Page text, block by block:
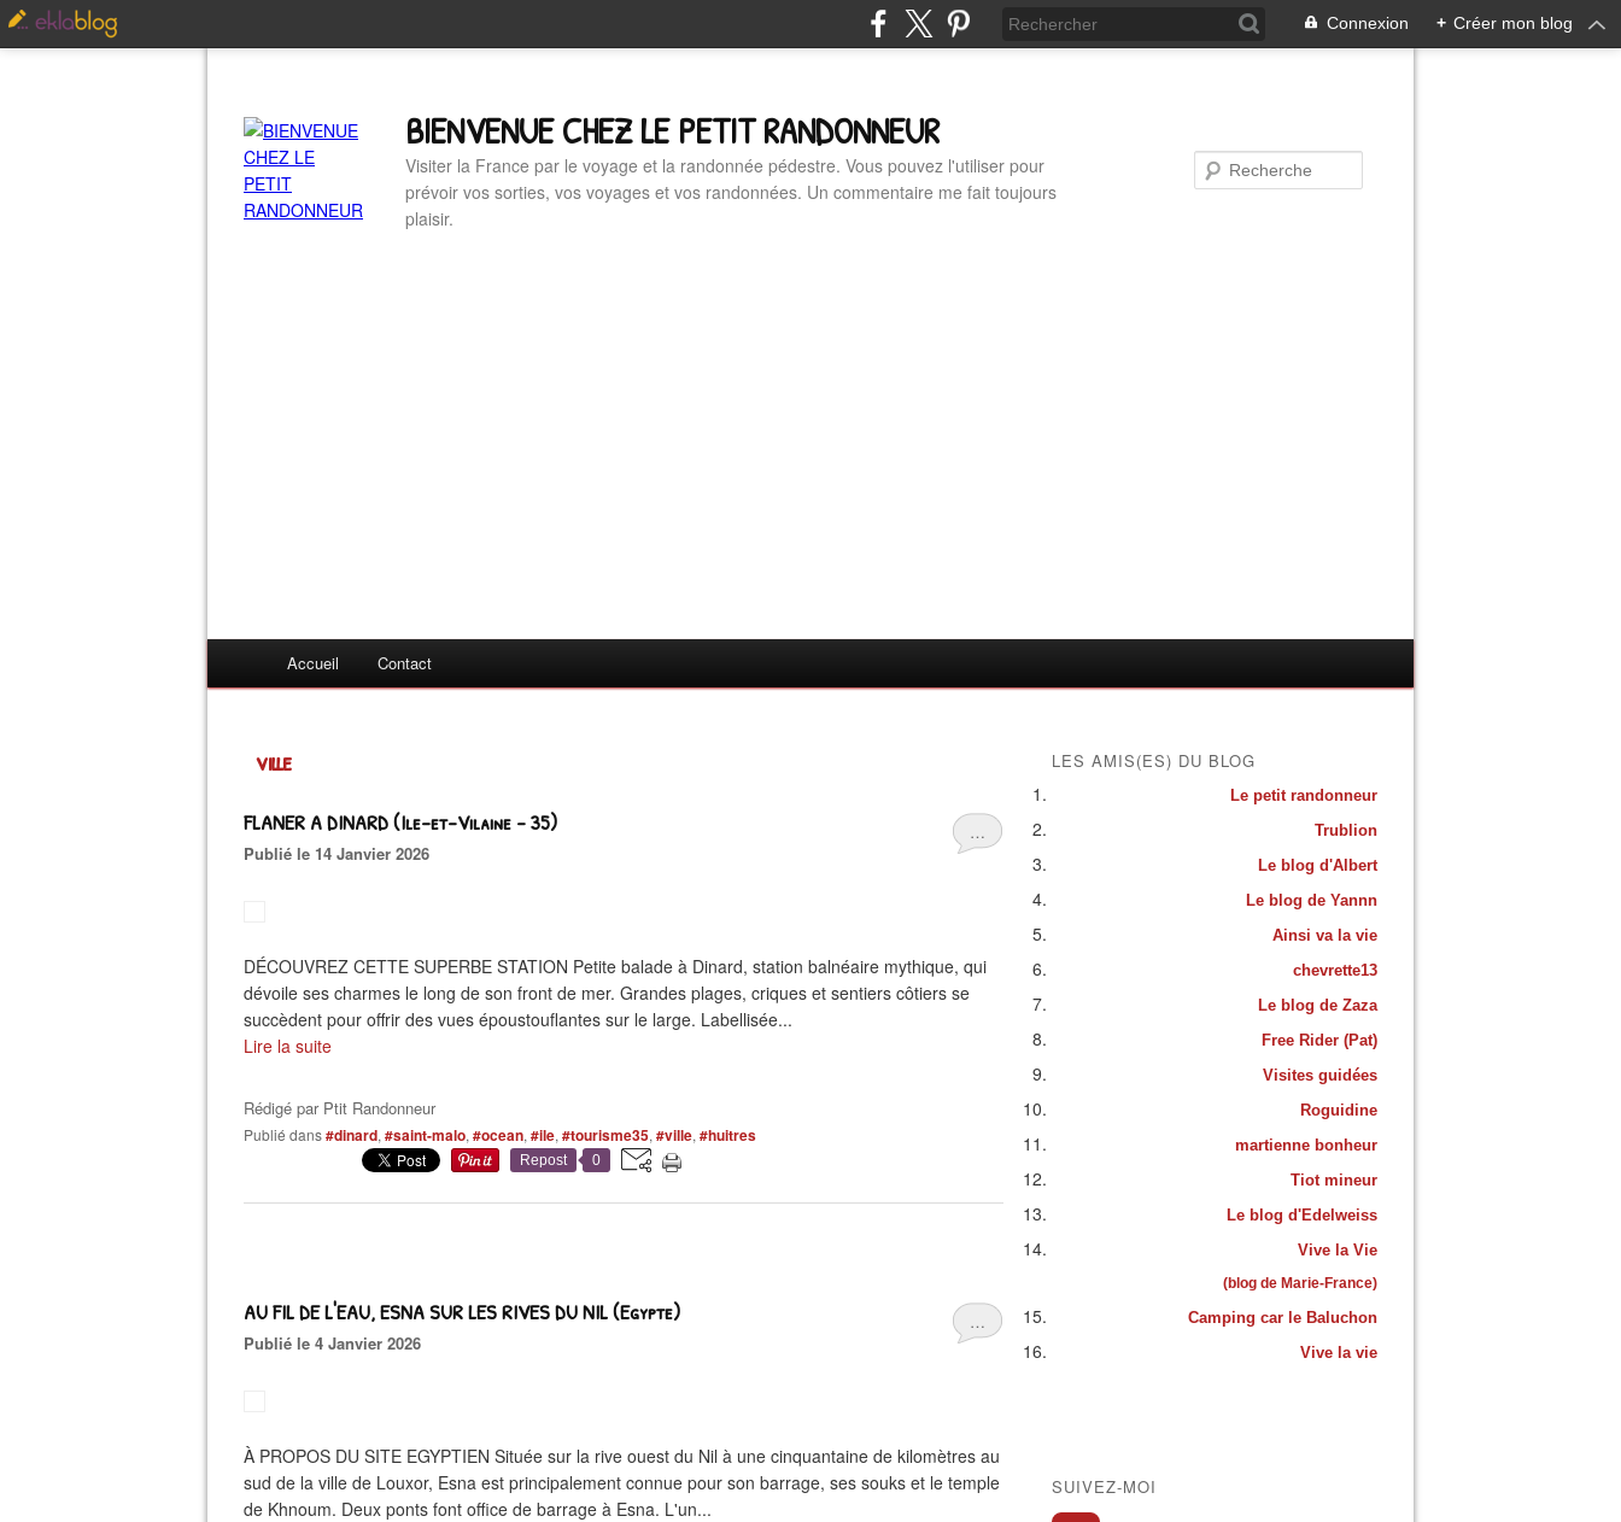
Connexion + Créer mon blog
BIENVENUE CHEZ LE PETIT RANDONNEUR
Visiter la France par le voyage et la randonnée pédestre. Vous pouvez l'utiliser pour
prévoir vos sorties, vos voyages et vos randonnées. Un commentaire me fait toujours
plaisir.
Accueil Contact
ville
…
FLANER A DINARD (Ile-et-Vilaine - 35)
Publié le 14 Janvier 2026
DÉCOUVREZ CETTE SUPERBE STATION Petite balade à Dinard, station balnéaire mythique, qui
dévoile ses charmes le long de son front de mer. Grandes plages, criques et sentiers côtiers se
succèdent pour offrir des vues époustouflantes sur le large. Labellisée...
Lire la suite
Rédigé par Ptit Randonneur
Publié dans#dinard, #saint-malo, #ocean, #ile, #tourisme35, #ville, #huitres
Repost 0
…
AU FIL DE L'EAU, ESNA SUR LES RIVES DU NIL (Egypte)
Publié le 4 Janvier 2026
À PROPOS DU SITE EGYPTIEN Située sur la rive ouest du Nil à une cinquantaine de kilomètres au
sud de la ville de Louxor, Esna est principalement connue pour son barrage, ses souks et le temple
de Khnoum. Deux ponts font office de barrage à Esna. L'un...
LES AMIS(ES) DU BLOG
Le petit randonneur
Trublion
Le blog d'Albert
Le blog de Yannn
Ainsi va la vie
chevrette13
Le blog de Zaza
Free Rider (Pat)
Visites guidées
Roguidine
martienne bonheur
Tiot mineur
Le blog d'Edelweiss
Vive la Vie
(blog de Marie-France)
Camping car le Baluchon
Vive la vie
SUIVEZ-MOI